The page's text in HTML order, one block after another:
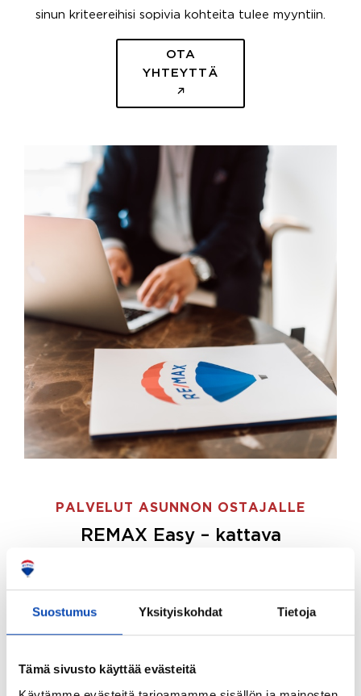
Suostumus Yksityiskohdat Tietoja
Tämä sivusto käyttää evästeitä
sinun kriteereihisi sopivia kohteita tulee myyntiin.
OTA
YHTEYTTÄ
PALVELUT ASUNNON OSTAJALLE
REMAX Easy – kattava
ostajille.
Tee ostotoimeksianto ja etsimme juuri